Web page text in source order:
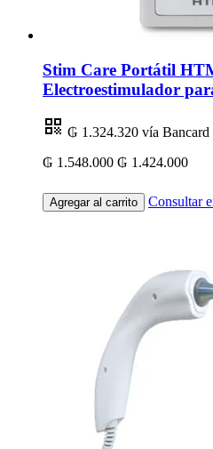
Stim Care Portátil
Electroestimulador
₲ 1.324.320 vía Bancard
₲ 1.548.000 ₲ 1.424.000
Agregar al carrito Consultar